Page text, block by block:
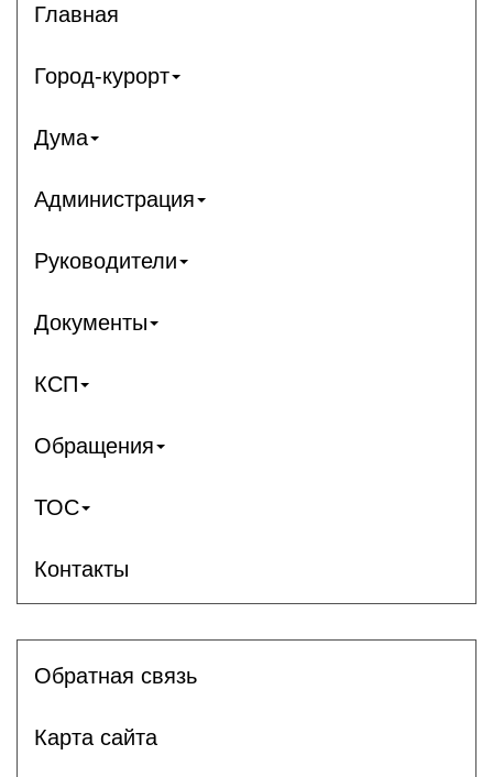
Главная
Город-курорт
Дума
Администрация
Руководители
Документы
КСП
Обращения
ТОС
Контакты
Обратная связь
Карта сайта